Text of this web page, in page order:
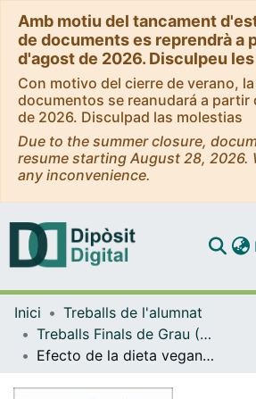
Amb motiu del tancament
de documents es reprendrà a
d'agost de 2026. Disculpeu
Con motivo del cierre de verano,
documentos se reanudará a partir
de 2026. Disculpad las molestias
Due to the summer closure,
resume starting August 28, 2026.
any inconvenience.
Navega
Inici
Treballs de l'alumnat
Treballs Finals de Grau (TFG) - Nutrició Humana i Dietètica
Efecto de la dieta vegana en la microbiota intestinal